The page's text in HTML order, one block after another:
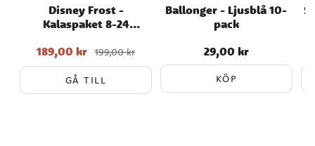
Disney Frost -
Kalaspaket 8-24
Nuvarande pris:
189,00 kr Tidigare pris
199,00 kr
189,00 kr 199,00 kr
GÅ TILL
Ballonger - Ljusblå 10-
pack
Pris:29,00 kr
29,00 kr
KÖP